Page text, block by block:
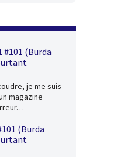
#101 (Burda
je me suis
magazine
(Burda